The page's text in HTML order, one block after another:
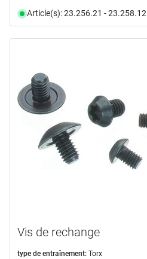
Article(s): 23.256.21 - 23.258.12
Vis de rechange
type de entraînement: Torx